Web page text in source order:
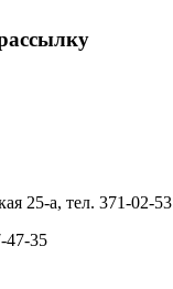
25-а, тел. 371-02-53
47-35